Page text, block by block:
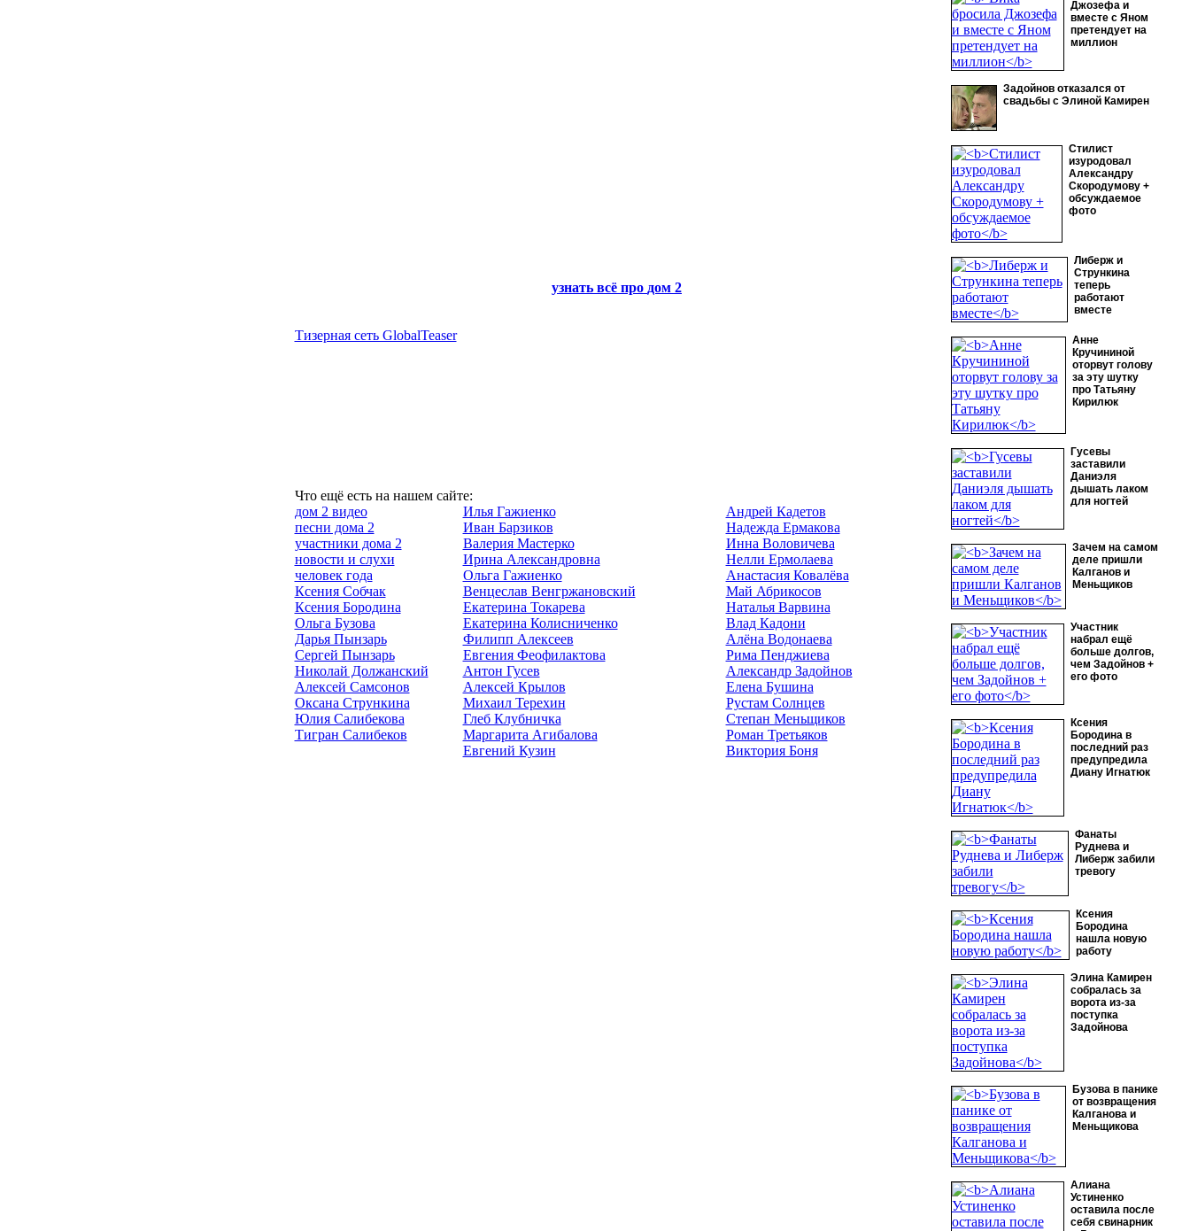
Джозефа и
вместе с Яном
претендует на
миллион
Задойнов отказался от
свадьбы с Элиной Камирен
Стилист
изуродовал
Александру
Скородумову +
обсуждаемое
фото
Либерж и
Стрункина
теперь
работают
вместе
Анне
Кручининой
оторвут голову
за эту шутку
про Татьяну
Кирилюк
Гусевы
заставили
Даниэля
дышать лаком
для ногтей
Зачем на самом
деле пришли
Калганов и
Меньщиков
Участник
набрал ещё
больше долгов,
чем Задойнов +
его фото
Ксения
Бородина в
последний раз
предупредила
Диану Игнатюк
Фанаты
Руднева и
Либерж забили
тревогу
Ксения
Бородина
нашла новую
работу
Элина Камирен
собралась за
ворота из-за
поступка
Задойнова
Бузова в панике
от возвращения
Калганова и
Меньщикова
Алиана
Устиненко
оставила после
себя свинарник
узнать всё про дом 2
Тизерная сеть GlobalTeaser
Что ещё есть на нашем сайте:
дом 2 видео
песни дома 2
участники дома 2
новости и слухи
человек года
Ксения Собчак
Ксения Бородина
Ольга Бузова
Дарья Пынзарь
Сергей Пынзарь
Николай Должанский
Алексей Самсонов
Оксана Стрункина
Юлия Салибекова
Тигран Салибеков
Илья Гажиенко
Иван Барзиков
Валерия Мастерко
Ирина Александровна
Ольга Гажиенко
Венцеслав Венгржановский
Екатерина Токарева
Екатерина Колисниченко
Филипп Алексеев
Евгения Феофилактова
Антон Гусев
Алексей Крылов
Михаил Терехин
Глеб Клубничка
Маргарита Агибалова
Евгений Кузин
Андрей Кадетов
Надежда Ермакова
Инна Воловичева
Нелли Ермолаева
Анастасия Ковалёва
Май Абрикосов
Наталья Варвина
Влад Кадони
Алёна Водонаева
Рима Пенджиева
Александр Задойнов
Елена Бушина
Рустам Солнцев
Степан Меньщиков
Роман Третьяков
Виктория Боня